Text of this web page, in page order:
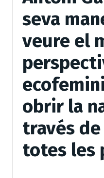
seva
veure el
obrir la
través de
totes les